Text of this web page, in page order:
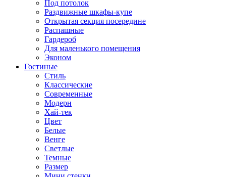
Под потолок
Раздвижные шкафы-купе
Открытая секция посередине
Распашные
Гардероб
Для маленького помещения
Эконом
Гостиные
Стиль
Классические
Современные
Модерн
Хай-тек
Цвет
Белые
Венге
Светлые
Темные
Размер